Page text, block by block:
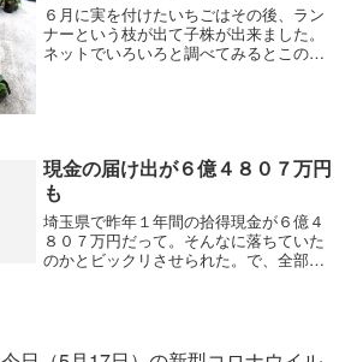
６月に実を付けたいちごはその後、ラン
ナーという枝が出て子株が出来ました。
ネットでいろいろと調べてみるとこのラ
現金の届け出が６億４８０７万円
も
埼玉県で昨年１年間の拾得現金が６億４
８０７万円だって。そんなに落ちていた
のかとビックリさせられた。で、全部が